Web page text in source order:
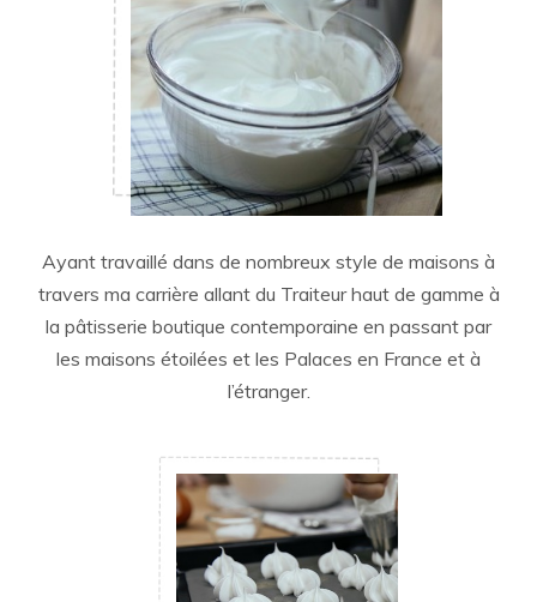
Ayant travaillé dans de nombreux style de maisons à
travers ma carrière allant du Traiteur haut de gamme à
la pâtisserie boutique contemporaine en passant par
les maisons étoilées et les Palaces en France et à
l’étranger.